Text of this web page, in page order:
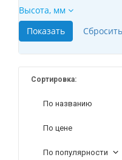
Высота, мм
Сортировка:
По названию
По цене
По популярности